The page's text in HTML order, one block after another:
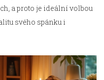
a proto je ideální volbou
svého spánku i